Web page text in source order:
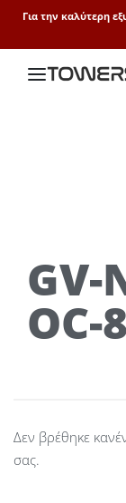
Για την καλύτερη
GV-
OC-
Δεν βρέθηκε
σας.